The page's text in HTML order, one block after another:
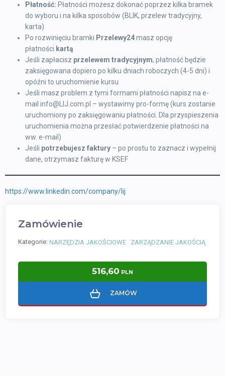
Płatność: Płatności możesz dokonać poprzez kilka bramek
do wyboru i na kilka sposobów (BLIK, przelew tradycyjny,
karta)
Po rozwinięciu bramki Przelewy24masz opcję
płatności kartą
Jeśli zapłacisz przelewem tradycyjnym, płatność będzie
zaksięgowana dopiero po kilku dniach roboczych (4-5 dni) i
opóźni to uruchomienie kursu
Jeśli masz problem z tymi formami płatności napisz na e-
mail info@LIJ.com.pl – wystawimy pro-formę (kurs zostanie
uruchomiony po zaksięgowaniu płatności. Dla przyspieszenia
uruchomienia można przesłać potwierdzenie płatności na
ww. e-mail)
Jeśli potrzebujesz faktury – po prostu to zaznacz i wypełnij
dane, otrzymasz fakturę w KSEF
https://www.linkedin.com/company/lij
Zamówienie
Kategorie: NARZĘDZIA JAKOŚCIOWE ZARZĄDZANIE JAKOŚCIĄ
516,60 PLN
ZAMÓW